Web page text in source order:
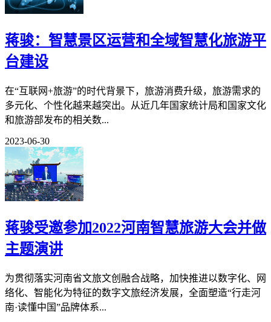
蒋骏：智慧景区运营和全域智慧化旅游平
台建设
在“互联网+旅游”的时代背景下，旅游消费升级，旅游需求的
多元化、个性化越来越突出。从近几年国家统计局和国家文化
和旅游部发布的相关数...
2023-06-30
蒋骏受邀参加2022河南智慧旅游大会并做
主题演讲
为贯彻落实河南省文旅文创融合战略，加快推进以数字化、网
络化、智能化为特征的数字文旅经济发展，全面塑造“行走河
南·读懂中国”品牌体系...